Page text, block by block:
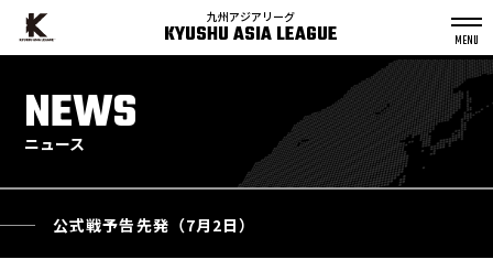
九州アジアリーグ
KYUSHU ASIA LEAGUE
NEWS
ニュース
公式戦予告先発（7月2日）